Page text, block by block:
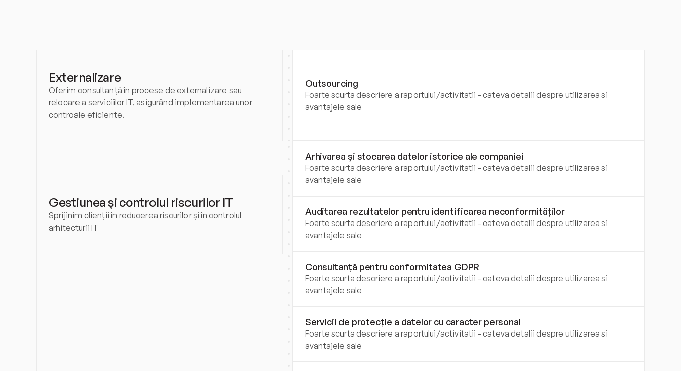
Externalizare
Oferim consultanță în procese de externalizare sau
relocare a serviciilor IT, asigurând implementarea unor
controale eficiente.
Outsourcing
Foarte scurta descriere a raportului/activitatii - cateva detalii despre utilizarea si
avantajele sale
Gestiunea și controlul riscurilor IT
Sprijinim clienții în reducerea riscurilor și în controlul
arhitecturii IT
Arhivarea și stocarea datelor istorice ale companiei
Foarte scurta descriere a raportului/activitatii - cateva detalii despre utilizarea si
avantajele sale
Auditarea rezultatelor pentru identificarea neconformităților
Foarte scurta descriere a raportului/activitatii - cateva detalii despre utilizarea si
avantajele sale
Consultanță pentru conformitatea GDPR
Foarte scurta descriere a raportului/activitatii - cateva detalii despre utilizarea si
avantajele sale
Servicii de protecție a datelor cu caracter personal
Foarte scurta descriere a raportului/activitatii - cateva detalii despre utilizarea si
avantajele sale